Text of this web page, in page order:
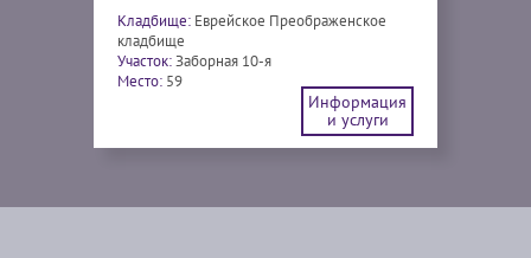
Кладбище: Еврейское Преображенское
кладбище
Участок:Заборная 10-я
Место: 59
Информация
и услуги